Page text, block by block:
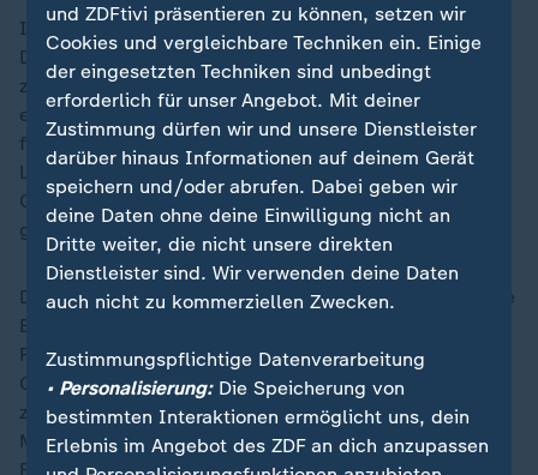
Im offenen Umgang mit dem Scheitern tun wir
Deutschen uns schwer. Ein Blick nach Skandinavien
zeigt: Fehler nicht unter den Teppich zu kehren, kann
eine Chance sein - wir müssen sie nur nutzen. Der
finnische Onlinespiele-Entwickler Supercell tut das.
Letztes Jahr haben die Mitarbeitenden 369 Flaschen
Champagner geköpft und gefeiert, dass jemand
gescheitert ist.
Der deutsche Auswanderer Frank Kayenburg leitet eine
Entwicklungsabteilung und sagt: "Wenn wir keine
Fehler machen, dann riskieren wir nicht genug. Wir
Chefs müssen damit anfangen, einen Fehler
zuzugeben, um ein gutes Vorbild für die
Mitarbeitenden zu sein. Nur so kann man die
Fehlerkultur in einem Unternehmen verbessern."
und ZDFtivi präsentieren zu können, setzen wir
Cookies und vergleichbare Techniken ein. Einige
der eingesetzten Techniken sind unbedingt
erforderlich für unser Angebot. Mit deiner
Zustimmung dürfen wir und unsere Dienstleister
darüber hinaus Informationen auf deinem Gerät
speichern und/oder abrufen. Dabei geben wir
deine Daten ohne deine Einwilligung nicht an
Dritte weiter, die nicht unsere direkten
Dienstleister sind. Wir verwenden deine Daten
auch nicht zu kommerziellen Zwecken.
Zustimmungspflichtige Datenverarbeitung
• Personalisierung:Die Speicherung von
bestimmten Interaktionen ermöglicht uns, dein
Erlebnis im Angebot des ZDF an dich anzupassen